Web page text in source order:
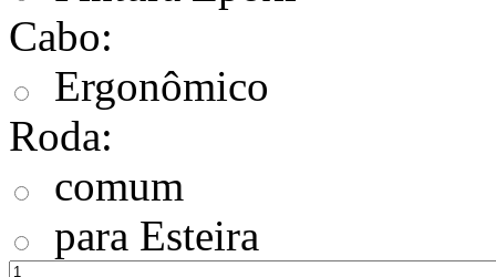
Cabo:
Ergonômico
Roda:
comum
para Esteira